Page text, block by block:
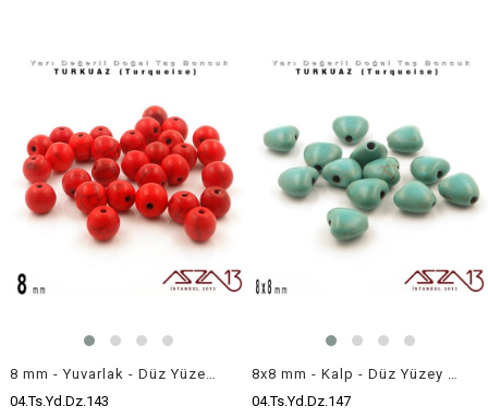
8 mm - Yuvarlak - Düz Yüzey - Kırmızı Turkuaz (Turquoise) / 30 Adet
04.Ts.Yd.Dz.143
8x8 mm - Kalp - Düz Yüzey - Turkuaz (Turquoise) Boncuk / 13 Adet
04.Ts.Yd.Dz.147